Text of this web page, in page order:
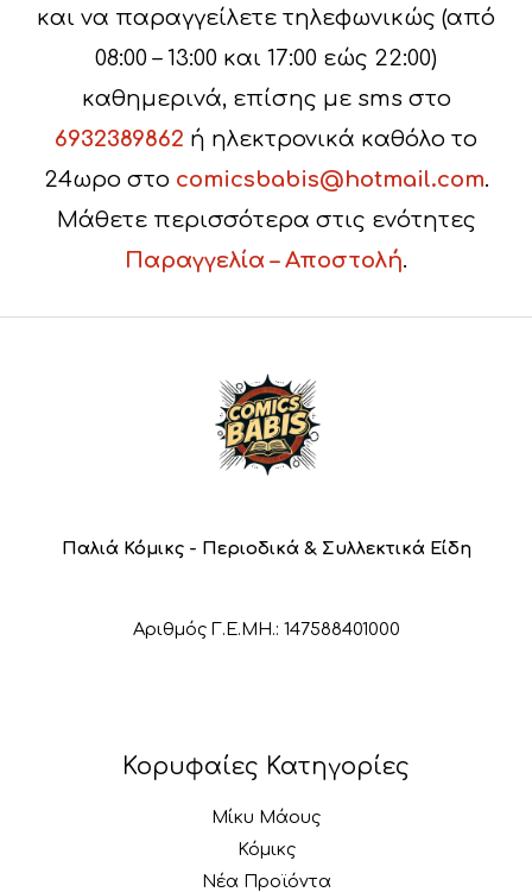
και να παραγγείλετε τηλεφωνικώς (από
08:00 – 13:00 και 17:00 εώς 22:00)
καθημερινά, επίσης με sms στο
6932389862 ή ηλεκτρονικά καθόλο το
24ωρο στο comicsbabis@hotmail.com.
Μάθετε περισσότερα στις ενότητες
Παραγγελία – Αποστολή.
Παλιά Κόμικς - Περιοδικά & Συλλεκτικά Είδη
Αριθμός Γ.Ε.ΜΗ.: 147588401000
Κορυφαίες Κατηγορίες
Μίκυ Μάους
Κόμικς
Νέα Προϊόντα